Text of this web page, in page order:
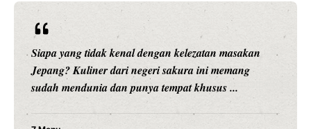
Siapa yang tidak kenal dengan kelezatan masakan
Jepang? Kuliner dari negeri sakura ini memang
sudah mendunia dan punya tempat khusus ...